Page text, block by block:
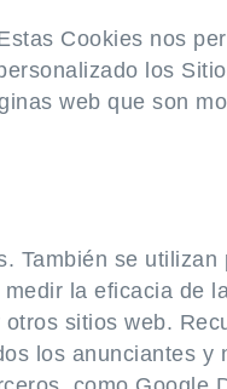
Cookies nos
los
web que son
También se utilizan
la eficacia de
sitios web.
los anunciantes y